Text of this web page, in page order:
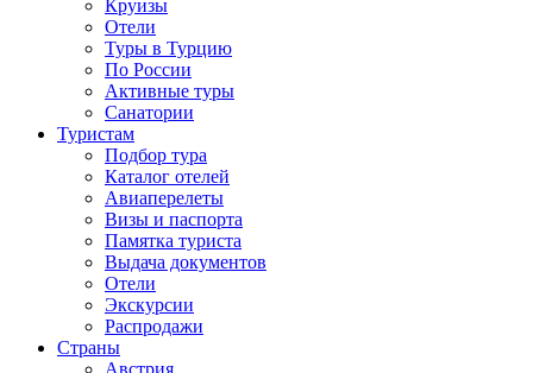
Круизы
Отели
Туры в Турцию
По России
Активные туры
Санатории
Туристам
Подбор тура
Каталог отелей
Авиаперелеты
Визы и паспорта
Памятка туриста
Выдача документов
Отели
Экскурсии
Распродажи
Страны
Австрия